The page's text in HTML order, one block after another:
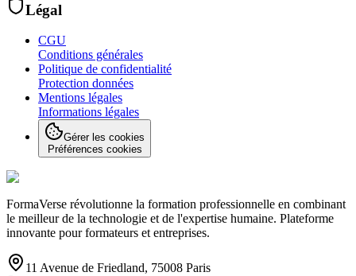
Légal
CGU
Conditions générales
Politique de confidentialité
Protection données
Mentions légales
Informations légales
Gérer les cookies
Préférences cookies
FormaVerse révolutionne la formation professionnelle en combinant
le meilleur de la technologie et de l'expertise humaine. Plateforme
innovante pour formateurs et entreprises.
11 Avenue de Friedland, 75008 Paris